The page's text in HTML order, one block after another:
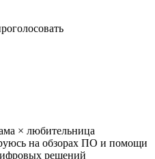
× любительница
на обзорах ПО и помощи
решений